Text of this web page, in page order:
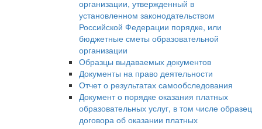
организации, утвержденный в
установленном законодательством
Российской Федерации порядке, или
бюджетные сметы образовательной
организации
Образцы выдаваемых документов
Документы на право деятельности
Отчет о результатах самообследования
Документ о порядке оказания платных
образовательных услуг, в том числе образец
договора об оказании платных